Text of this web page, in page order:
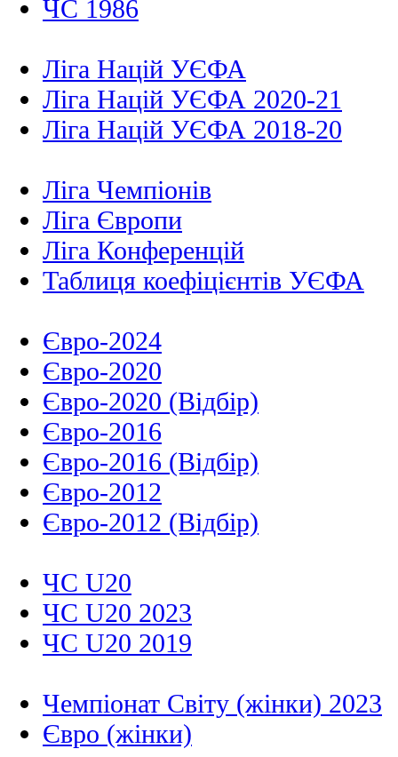
ЧС 1986
Ліга Націй УЄФА
Ліга Націй УЄФА 2020-21
Ліга Націй УЄФА 2018-20
Ліга Чемпіонів
Ліга Європи
Ліга Конференцій
Таблиця коефіцієнтів УЄФА
Євро-2024
Євро-2020
Євро-2020 (Відбір)
Євро-2016
Євро-2016 (Відбір)
Євро-2012
Євро-2012 (Відбір)
ЧС U20
ЧС U20 2023
ЧС U20 2019
Чемпіонат Світу (жінки) 2023
Євро (жінки)